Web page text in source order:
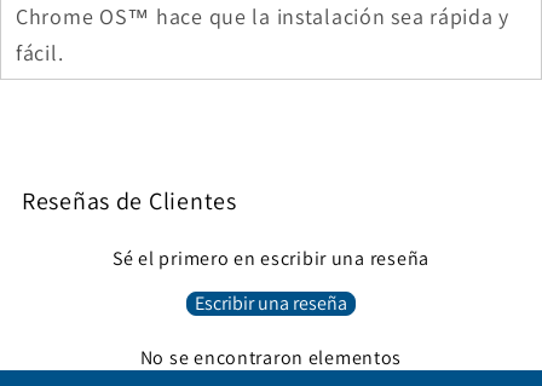
Chrome OS™ hace que la instalación sea rápida y
fácil.
Reseñas de Clientes
Sé el primero en escribir una reseña
Escribir una reseña
No se encontraron elementos